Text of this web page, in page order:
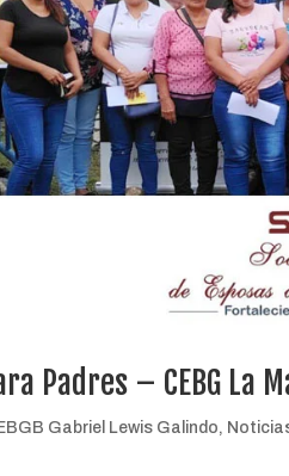
Padres – CEBG La
Gabriel Lewis Galindo,